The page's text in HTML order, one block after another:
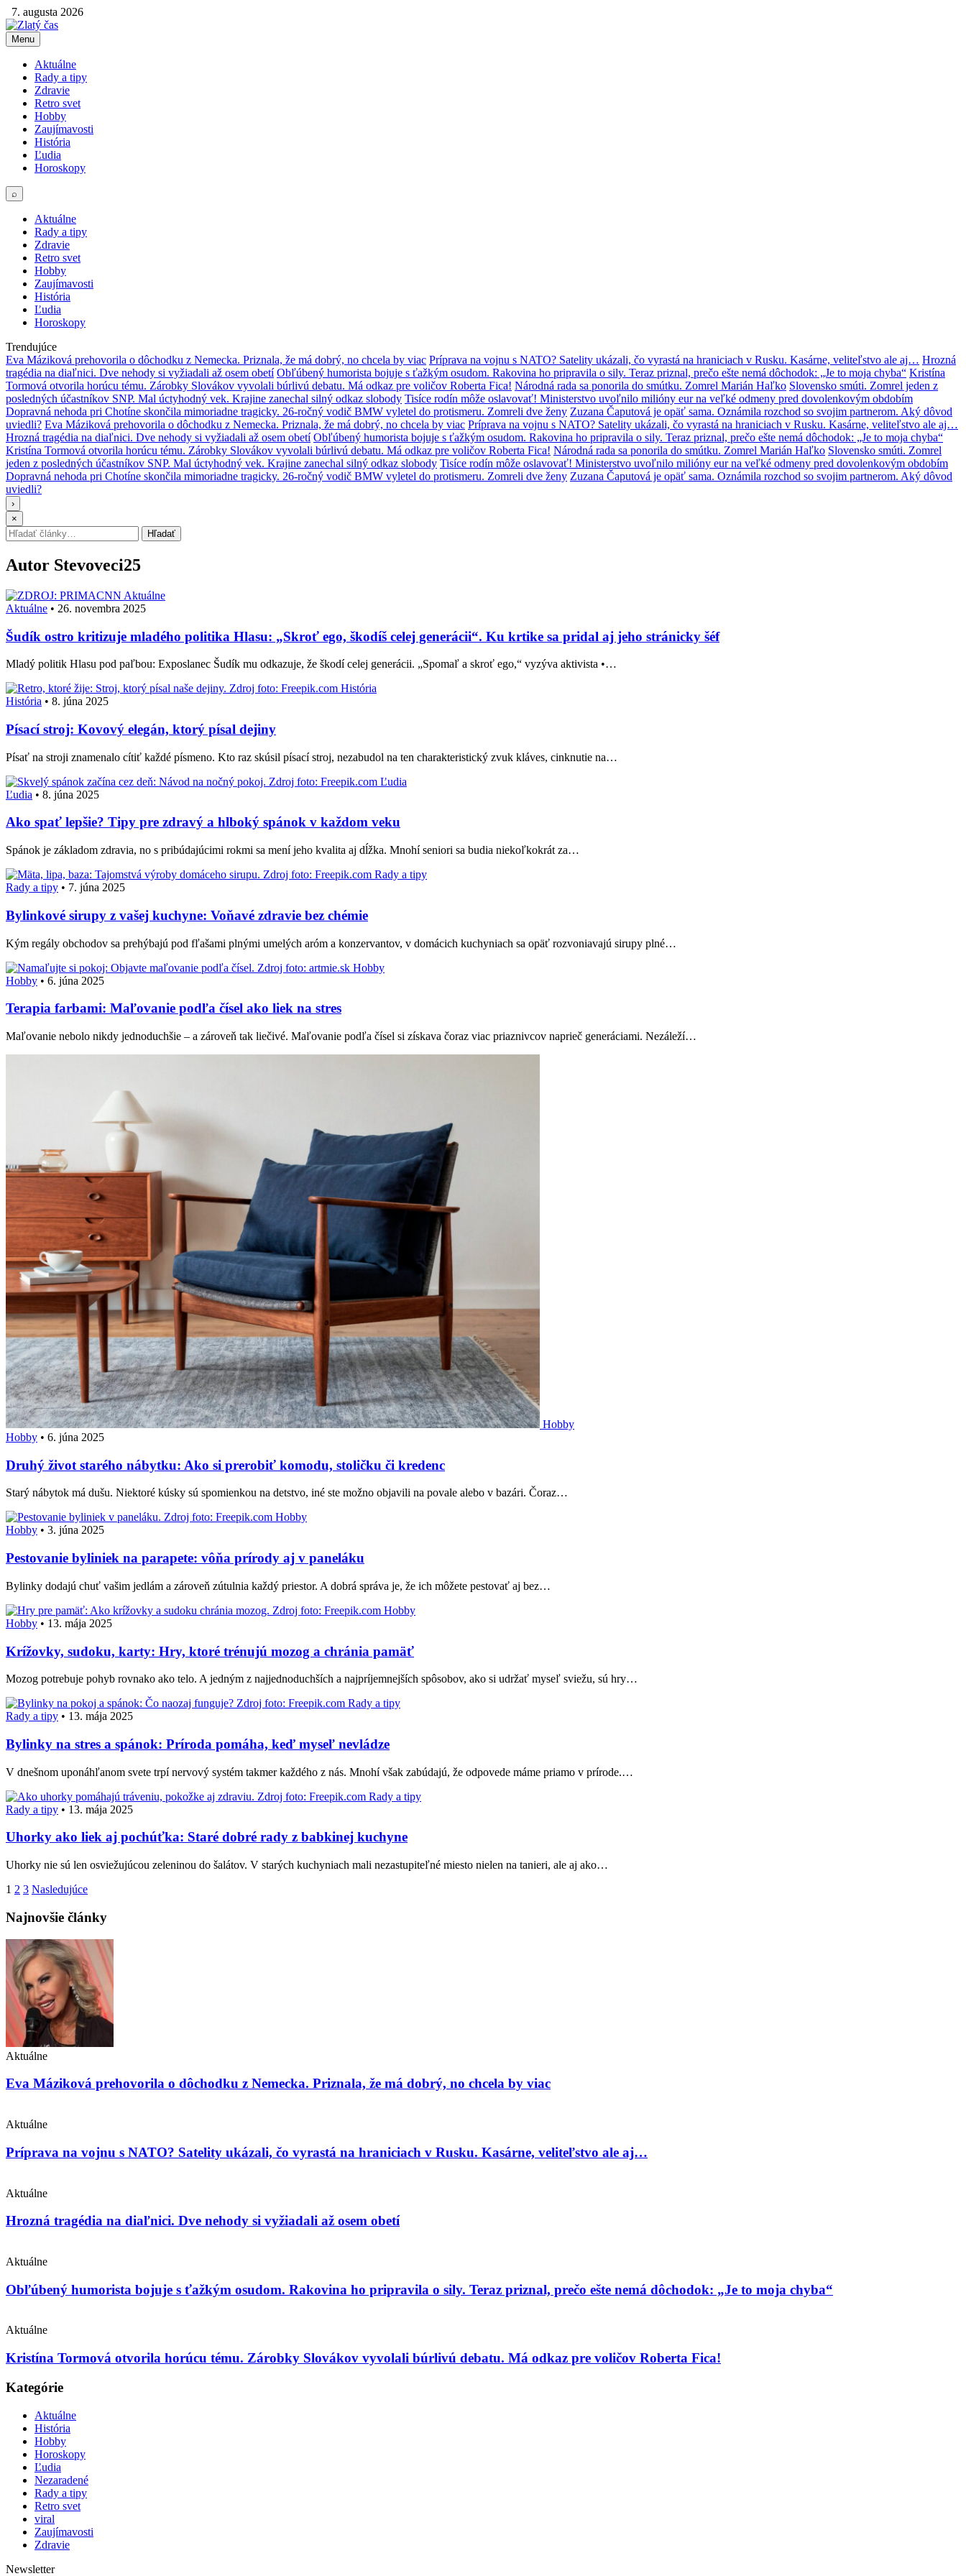
7. augusta 2026
Menu
Aktuálne
Rady a tipy
Zdravie
Retro svet
Hobby
Zaujímavosti
História
Ľudia
Horoskopy
⌕
Aktuálne
Rady a tipy
Zdravie
Retro svet
Hobby
Zaujímavosti
História
Ľudia
Horoskopy
Trendujúce
Eva Máziková prehovorila o dôchodku z Nemecka. Priznala, že má dobrý, no chcela by viac Príprava na vojnu s NATO? Satelity ukázali, čo vyrastá na hraniciach v Rusku. Kasárne, veliteľstvo ale aj… Hrozná
tragédia na diaľnici. Dve nehody si vyžiadali až osem obetí Obľúbený humorista bojuje s ťažkým osudom. Rakovina ho pripravila o sily. Teraz priznal, prečo ešte nemá dôchodok: „Je to moja chyba“ Kristína
Tormová otvorila horúcu tému. Zárobky Slovákov vyvolali búrlivú debatu. Má odkaz pre voličov Roberta Fica! Národná rada sa ponorila do smútku. Zomrel Marián Haľko Slovensko smúti. Zomrel jeden z
posledných účastníkov SNP. Mal úctyhodný vek. Krajine zanechal silný odkaz slobody Tisíce rodín môže oslavovať! Ministerstvo uvoľnilo milióny eur na veľké odmeny pred dovolenkovým obdobím
Dopravná nehoda pri Chotíne skončila mimoriadne tragicky. 26-ročný vodič BMW vyletel do protismeru. Zomreli dve ženy Zuzana Čaputová je opäť sama. Oznámila rozchod so svojim partnerom. Aký dôvod
uviedli? Eva Máziková prehovorila o dôchodku z Nemecka. Priznala, že má dobrý, no chcela by viac Príprava na vojnu s NATO? Satelity ukázali, čo vyrastá na hraniciach v Rusku. Kasárne, veliteľstvo ale aj…
Hrozná tragédia na diaľnici. Dve nehody si vyžiadali až osem obetí Obľúbený humorista bojuje s ťažkým osudom. Rakovina ho pripravila o sily. Teraz priznal, prečo ešte nemá dôchodok: „Je to moja chyba“
Kristína Tormová otvorila horúcu tému. Zárobky Slovákov vyvolali búrlivú debatu. Má odkaz pre voličov Roberta Fica! Národná rada sa ponorila do smútku. Zomrel Marián Haľko Slovensko smúti. Zomrel
jeden z posledných účastníkov SNP. Mal úctyhodný vek. Krajine zanechal silný odkaz slobody Tisíce rodín môže oslavovať! Ministerstvo uvoľnilo milióny eur na veľké odmeny pred dovolenkovým obdobím
Dopravná nehoda pri Chotíne skončila mimoriadne tragicky. 26-ročný vodič BMW vyletel do protismeru. Zomreli dve ženy Zuzana Čaputová je opäť sama. Oznámila rozchod so svojim partnerom. Aký dôvod
uviedli?
›
×
Hľadať: Hľadať
Autor Stevoveci25
Aktuálne
Aktuálne • 26. novembra 2025
Šudík ostro kritizuje mladého politika Hlasu: „Skroť ego, škodíš celej generácii“. Ku krtike sa pridal aj jeho stránicky šéf
Mladý politik Hlasu pod paľbou: Exposlanec Šudík mu odkazuje, že škodí celej generácii. „Spomaľ a skroť ego,“ vyzýva aktivista •…
História
História • 8. júna 2025
Písací stroj: Kovový elegán, ktorý písal dejiny
Písať na stroji znamenalo cítiť každé písmeno. Kto raz skúsil písací stroj, nezabudol na ten charakteristický zvuk kláves, cinknutie na…
Ľudia
Ľudia • 8. júna 2025
Ako spať lepšie? Tipy pre zdravý a hlboký spánok v každom veku
Spánok je základom zdravia, no s pribúdajúcimi rokmi sa mení jeho kvalita aj dĺžka. Mnohí seniori sa budia niekoľkokrát za…
Rady a tipy
Rady a tipy • 7. júna 2025
Bylinkové sirupy z vašej kuchyne: Voňavé zdravie bez chémie
Kým regály obchodov sa prehýbajú pod fľašami plnými umelých aróm a konzervantov, v domácich kuchyniach sa opäť rozvoniavajú sirupy plné…
Hobby
Hobby • 6. júna 2025
Terapia farbami: Maľovanie podľa čísel ako liek na stres
Maľovanie nebolo nikdy jednoduchšie – a zároveň tak liečivé. Maľovanie podľa čísel si získava čoraz viac priaznivcov naprieč generáciami. Nezáleží…
Hobby
Hobby • 6. júna 2025
Druhý život starého nábytku: Ako si prerobiť komodu, stoličku či kredenc
Starý nábytok má dušu. Niektoré kúsky sú spomienkou na detstvo, iné ste možno objavili na povale alebo v bazári. Čoraz…
Hobby
Hobby • 3. júna 2025
Pestovanie byliniek na parapete: vôňa prírody aj v paneláku
Bylinky dodajú chuť vašim jedlám a zároveň zútulnia každý priestor. A dobrá správa je, že ich môžete pestovať aj bez…
Hobby
Hobby • 13. mája 2025
Krížovky, sudoku, karty: Hry, ktoré trénujú mozog a chránia pamäť
Mozog potrebuje pohyb rovnako ako telo. A jedným z najjednoduchších a najpríjemnejších spôsobov, ako si udržať myseľ sviežu, sú hry…
Rady a tipy
Rady a tipy • 13. mája 2025
Bylinky na stres a spánok: Príroda pomáha, keď myseľ nevládze
V dnešnom uponáhľanom svete trpí nervový systém takmer každého z nás. Mnohí však zabúdajú, že odpovede máme priamo v prírode.…
Rady a tipy
Rady a tipy • 13. mája 2025
Uhorky ako liek aj pochúťka: Staré dobré rady z babkinej kuchyne
Uhorky nie sú len osviežujúcou zeleninou do šalátov. V starých kuchyniach mali nezastupiteľné miesto nielen na tanieri, ale aj ako…
Stránkovanie
príspevkov
1 2 3 Nasledujúce
Najnovšie články
Aktuálne
Eva Máziková prehovorila o dôchodku z Nemecka. Priznala, že má dobrý, no chcela by viac
Aktuálne
Príprava na vojnu s NATO? Satelity ukázali, čo vyrastá na hraniciach v Rusku. Kasárne, veliteľstvo ale aj…
Aktuálne
Hrozná tragédia na diaľnici. Dve nehody si vyžiadali až osem obetí
Aktuálne
Obľúbený humorista bojuje s ťažkým osudom. Rakovina ho pripravila o sily. Teraz priznal, prečo ešte nemá dôchodok: „Je to moja chyba“
Aktuálne
Kristína Tormová otvorila horúcu tému. Zárobky Slovákov vyvolali búrlivú debatu. Má odkaz pre voličov Roberta Fica!
Kategórie
Aktuálne
História
Hobby
Horoskopy
Ľudia
Nezaradené
Rady a tipy
Retro svet
viral
Zaujímavosti
Zdravie
Newsletter